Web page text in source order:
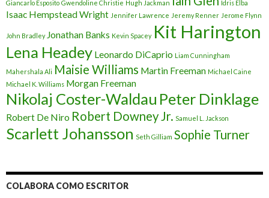
Giancarlo Esposito Gwendoline Christie Hugh Jackman Idris Elba
Isaac Hempstead Wright Jennifer Lawrence Jeremy Renner Jerome Flynn
John Bradley Jonathan Banks Kevin Spacey Kit Harington
Lena Headey Leonardo DiCaprio Liam Cunningham
Mahershala Ali Maisie Williams Martin Freeman Michael Caine
Michael K. Williams Morgan Freeman
Nikolaj Coster-Waldau Peter Dinklage
Robert De Niro Robert Downey Jr. Samuel L. Jackson
Scarlett Johansson Seth Gilliam Sophie Turner
COLABORA COMO ESCRITOR